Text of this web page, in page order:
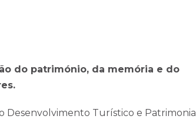
do património, da memória e do
Desenvolvimento Turístico e Patrimonial